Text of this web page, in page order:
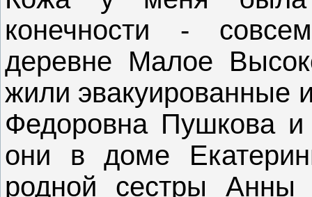
конечности -
деревне Малое
жили эвакуированные
Федоровна Пушкова
они в доме
родной сестры Анны